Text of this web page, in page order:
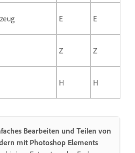
E E
Z Z
H H
Bearbeiten und Teilen von
mit Photoshop Elements